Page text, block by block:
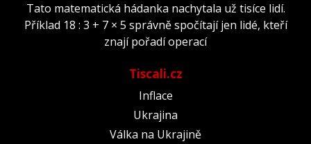
Tato matematická hádanka nachytala už tisíce lidí.
Příklad 18 : 3 + 7 × 5 správně spočítají jen lidé, kteří
znají pořadí operací
Tiscali.cz
Inflace
Ukrajina
Válka na Ukrajině